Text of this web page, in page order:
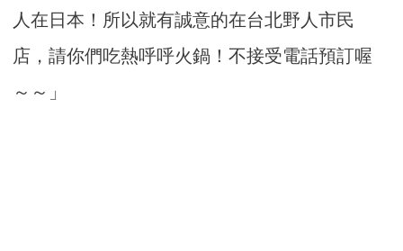
人在日本！所以就有誠意的在台北野人市民
店，請你們吃熱呼呼火鍋！不接受電話預訂喔
～～」